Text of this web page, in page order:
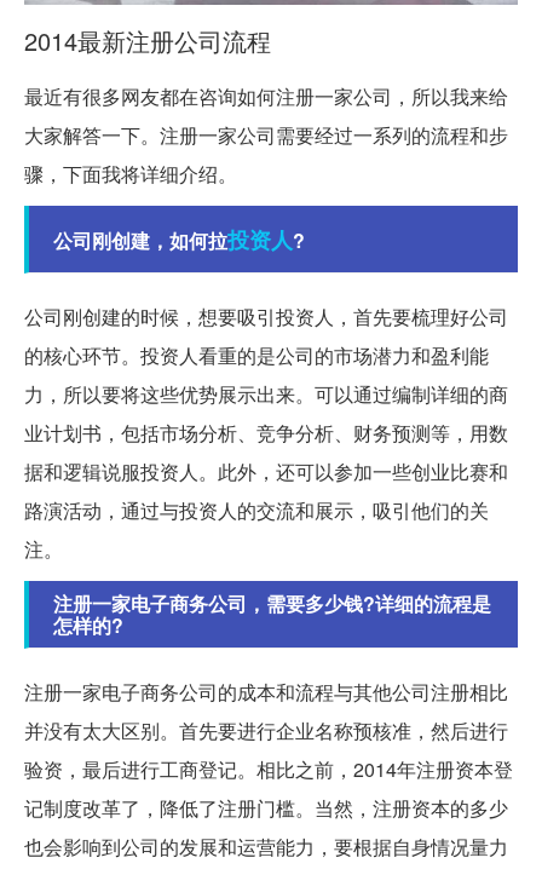
2014最新注册公司流程
最近有很多网友都在咨询如何注册一家公司，所以我来给
大家解答一下。注册一家公司需要经过一系列的流程和步
骤，下面我将详细介绍。
公司刚创建，如何拉投资人?
公司刚创建的时候，想要吸引投资人，首先要梳理好公司
的核心环节。投资人看重的是公司的市场潜力和盈利能
力，所以要将这些优势展示出来。可以通过编制详细的商
业计划书，包括市场分析、竞争分析、财务预测等，用数
据和逻辑说服投资人。此外，还可以参加一些创业比赛和
路演活动，通过与投资人的交流和展示，吸引他们的关
注。
注册一家电子商务公司，需要多少钱?详细的流程是
怎样的?
注册一家电子商务公司的成本和流程与其他公司注册相比
并没有太大区别。首先要进行企业名称预核准，然后进行
验资，最后进行工商登记。相比之前，2014年注册资本登
记制度改革了，降低了注册门槛。当然，注册资本的多少
也会影响到公司的发展和运营能力，要根据自身情况量力